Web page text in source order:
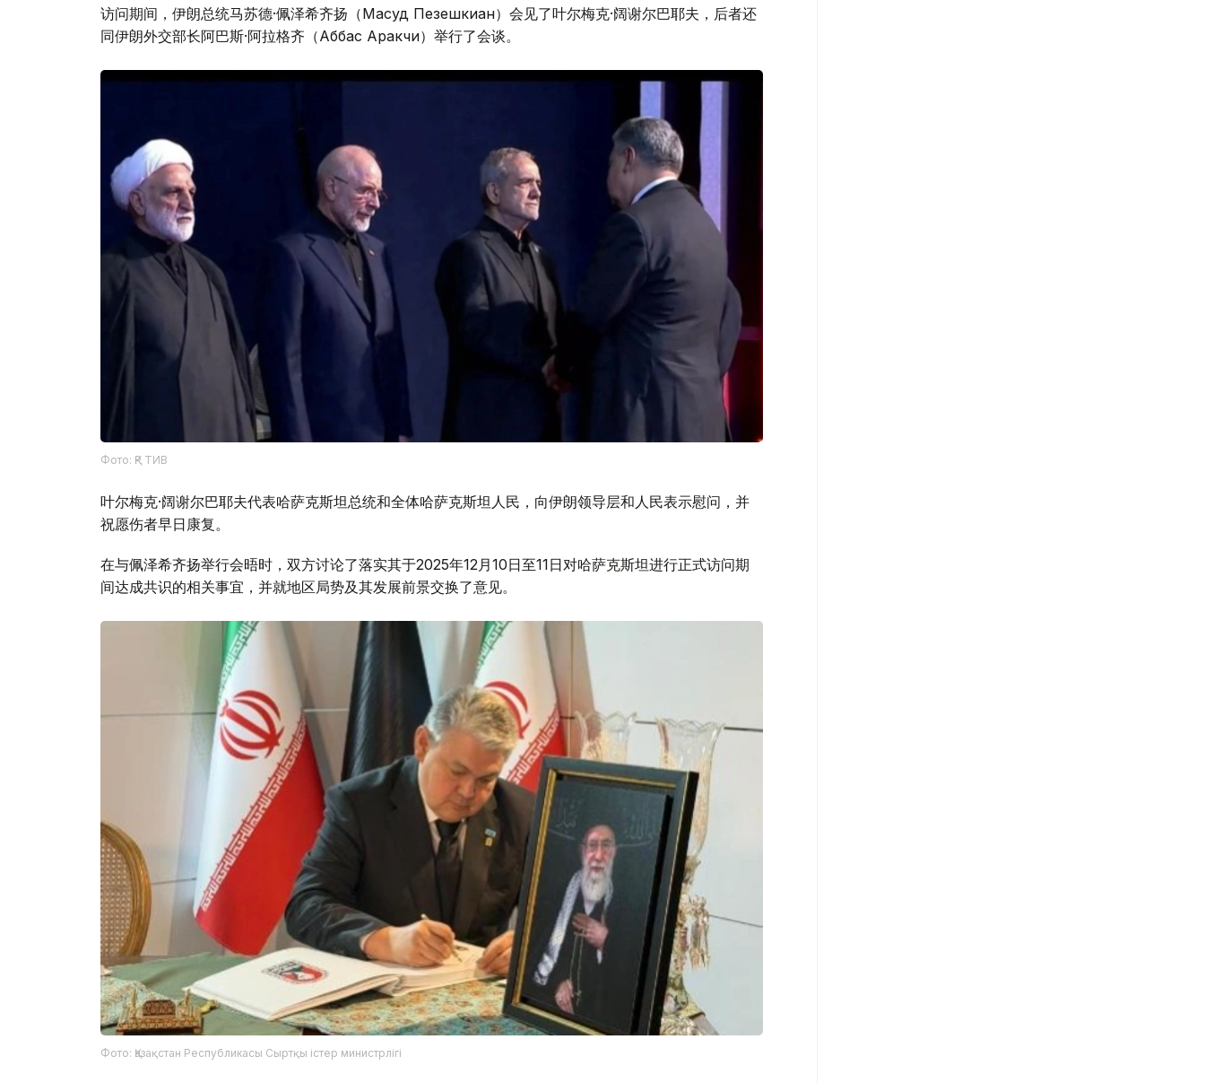
访问期间，伊朗总统马苏德·佩泽希齐扬（Масуд Пезешкиан）会见了叶尔梅克·阔谢尔巴耶夫，后者还
同伊朗外交部长阿巴斯·阿拉格齐（Аббас Аракчи）举行了会谈。
Фото: ҚР ТИВ
叶尔梅克·阔谢尔巴耶夫代表哈萨克斯坦总统和全体哈萨克斯坦人民，向伊朗领导层和人民表示慰问，并
祝愿伤者早日康复。
在与佩泽希齐扬举行会晤时，双方讨论了落实其于2025年12月10日至11日对哈萨克斯坦进行正式访问期
间达成共识的相关事宜，并就地区局势及其发展前景交换了意见。
Фото: Қазақстан Республикасы Сыртқы істер министрлігі